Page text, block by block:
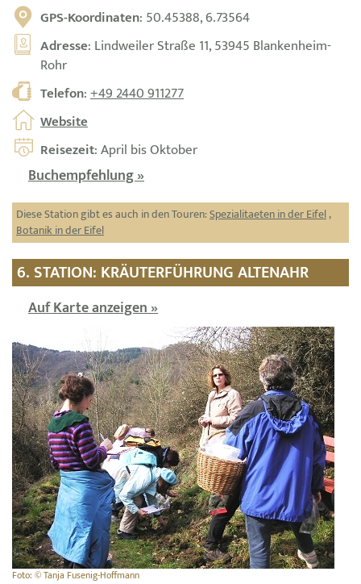
GPS-Koordinaten: 50.45388, 6.73564
Adresse: Lindweiler Straße 11, 53945 Blankenheim-
Rohr
Telefon:+49 2440 911277
Website
Reisezeit: April bis Oktober
Buchempfehlung »
Diese Station gibt es auch in den Touren:Spezialitaeten in der Eifel,
Botanik in der Eifel
6. STATION: KRÄUTERFÜHRUNG ALTENAHR
Auf Karte anzeigen »
Foto: © Tanja Fusenig-Hoffmann